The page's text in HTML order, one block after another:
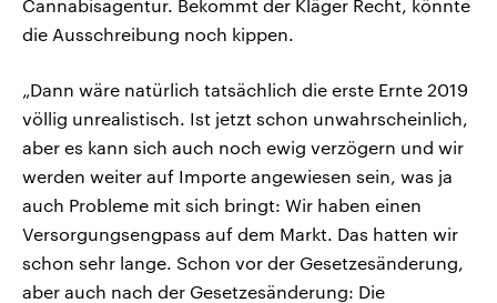
Cannabisagentur. Bekommt der Kläger Recht, könnte
die Ausschreibung noch kippen.
„Dann wäre natürlich tatsächlich die erste Ernte 2019
völlig unrealistisch. Ist jetzt schon unwahrscheinlich,
aber es kann sich auch noch ewig verzögern und wir
werden weiter auf Importe angewiesen sein, was ja
auch Probleme mit sich bringt: Wir haben einen
Versorgungsengpass auf dem Markt. Das hatten wir
schon sehr lange. Schon vor der Gesetzesänderung,
aber auch nach der Gesetzesänderung: Die